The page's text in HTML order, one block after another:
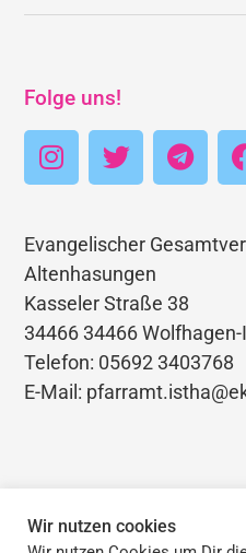
Folge uns!
Evangelischer
Altenhasungen
Kasseler Straße 38
34466 34466
Telefon: 05692 3403768
E-Mail:
Wir nutzen cookies